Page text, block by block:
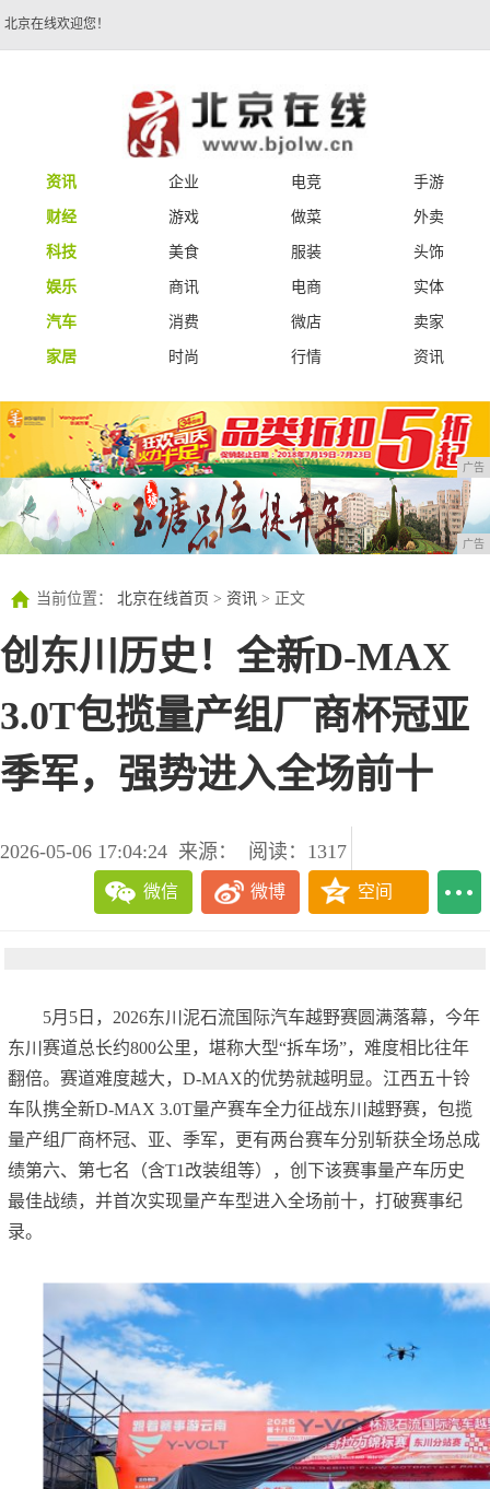
北京在线欢迎您！
资讯 企业 电竞
手游
财经
游戏 做菜
外卖
科技
美食 服装
头饰
娱乐
商讯 电商
实体
汽车
消费 微店
卖家
家居
时尚 行情 资讯
广告
广告
当前位置： 北京在线首页 > 资讯 > 正文
创东川历史！全新D-MAX
3.0T包揽量产组厂商杯冠亚
季军，强势进入全场前十
2026-05-06 17:04:24 来源： 阅读：1317
微信 微博 空间
5月5日，2026东川泥石流国际汽车越野赛圆满落幕，今年
东川赛道总长约800公里，堪称大型“拆车场”，难度相比往年
翻倍。赛道难度越大，D-MAX的优势就越明显。江西五十铃
车队携全新D-MAX 3.0T量产赛车全力征战东川越野赛，包揽
量产组厂商杯冠、亚、季军，更有两台赛车分别斩获全场总成
绩第六、第七名（含T1改装组等），创下该赛事量产车历史
最佳战绩，并首次实现量产车型进入全场前十，打破赛事纪
录。